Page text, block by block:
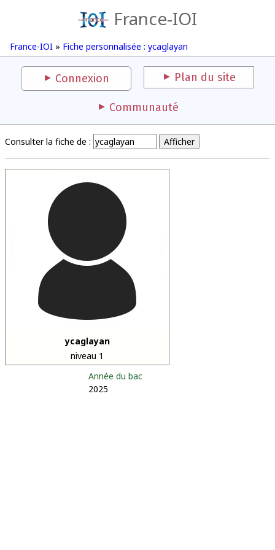
France-IOI
France-IOI » Fiche personnalisée : ycaglayan
Connexion Plan du site
Communauté
Consulter la fiche de :
ycaglayan
niveau 1
Année du bac
2025